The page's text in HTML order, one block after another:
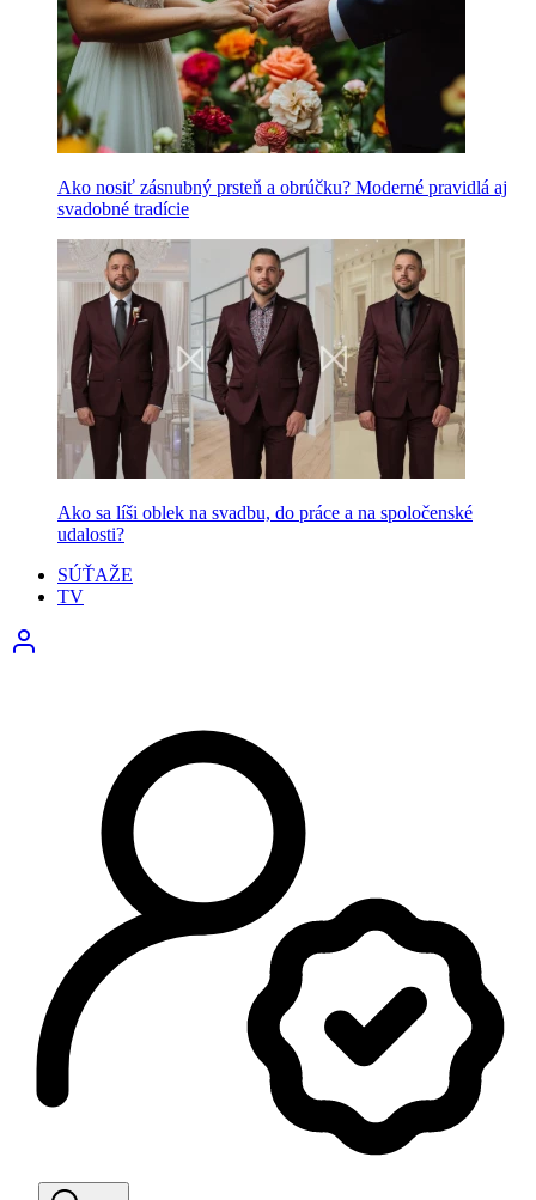
Ako nosiť zásnubný prsteň a obrúčku? Moderné pravidlá aj
svadobné tradície
Ako sa líši oblek na svadbu, do práce a na spoločenské
udalosti?
SÚŤAŽE
TV